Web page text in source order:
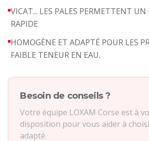
VICAT... LES PALES PERMETTENT UN
RAPIDE
HOMOGÈNE ET ADAPTÉ POUR LES
FAIBLE TENEUR EN EAU.
Besoin de conseils ?
Votre équipe LOXAM Corse est à
disposition pour vous aider à
adapté.